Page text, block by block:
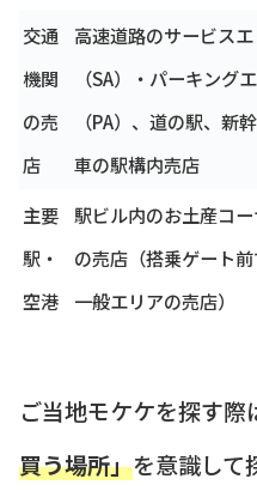
交通
機関
の売
店
高速道路のサービス
（SA）・パーキング
（PA）、道の駅、新
車の駅構内売店
主要
駅・
空港
駅ビル内のお土産コ
の売店（搭乗ゲート前
一般エリアの売店）
ご当地モケケを探す際
買う場所」を意識して